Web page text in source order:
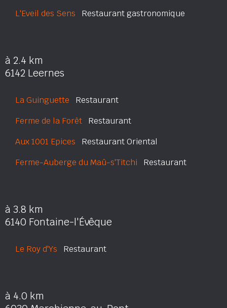
L'Eveil des Sens Restaurant gastronomique
à 2.4 km
6142 Leernes
La Guinguette Restaurant
Ferme de la Forêt Restaurant
Aux 1001 Epices Restaurant Oriental
Ferme-Auberge du Maû-s'Titchi Restaurant
à 3.8 km
6140 Fontaine-l'Évêque
Le Roy d'Ys Restaurant
à 4.0 km